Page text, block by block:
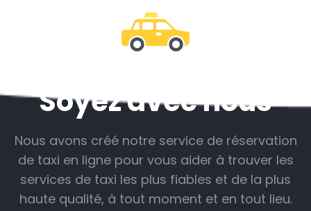
Soyez avec nous
Nous avons créé notre service de réservation
de taxi en ligne pour vous aider à trouver les
services de taxi les plus fiables et de la plus
haute qualité, à tout moment et en tout lieu.